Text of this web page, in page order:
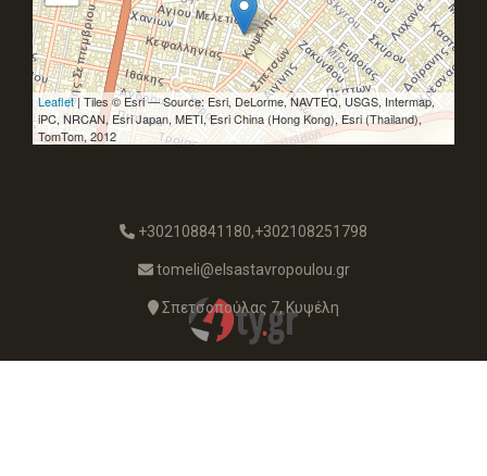
Leaflet| Tiles © Esri — Source: Esri, DeLorme, NAVTEQ, USGS, Intermap,
iPC, NRCAN, Esri Japan, METI, Esri China (Hong Kong), Esri (Thailand),
TomTom, 2012
+302108841180,+302108251798
tomeli@elsastavropoulou.gr
Σπετσοπούλας 7, Κυψέλη